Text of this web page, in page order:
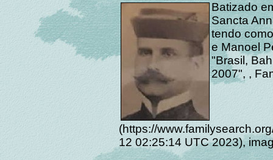
Batizado
Sancta
tendo
e Manoel
"Brasil,
2007", ,
(https://
12 02:25:14 UTC 2023),